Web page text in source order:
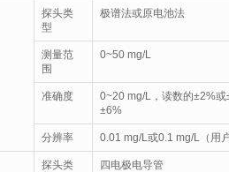
探头类
型
极谱法或原电池法
测量范
围
0~50 mg/L
准确度
0~20 mg/L，读数的±2%
±6%
分辨率 0.01 mg/L或0.1 mg/L（用
探头类
四电极电导管